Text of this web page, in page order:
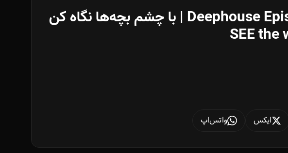
Deephouse Episode 7 With DONID Episode 20 | با چشم بچه‌ها نگاه کن
SEE the
ایکس واتس‌اپ